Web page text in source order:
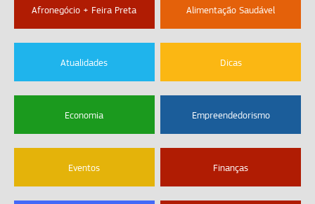
Afronegócio + Feira Preta Alimentação Saudável
Atualidades Dicas
Economia Empreendedorismo
Eventos Finanças